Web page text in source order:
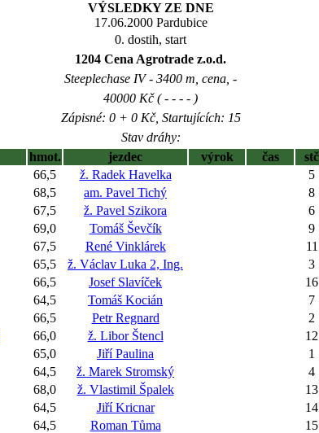
VÝSLEDKY ZE DNE
17.06.2000 Pardubice
0. dostih, start
1204 Cena Agrotrade z.o.d.
Steeplechase IV - 3400 m, cena, -
40000 Kč ( - - - - )
Zápisné: 0 + 0 Kč, Startujících: 15
Stav dráhy:
hmot. jezdec výrok čas stč
66,5 ž. Radek Havelka 5
68,5 am. Pavel Tichý 8
67,5 ž. Pavel Szikora 6
69,0 Tomáš Ševčík 9
67,5 René Vinklárek 11
65,5 ž. Václav Luka 2, Ing. 3
66,5 Josef Slavíček 16
64,5 Tomáš Kocián 7
66,5 Petr Regnard 2
66,0 ž. Libor Štencl 12
65,0 Jiří Paulina 1
64,5 ž. Marek Stromský 4
68,0 ž. Vlastimil Špalek 13
64,5 Jiří Kricnar 14
64,5 Roman Tůma 15